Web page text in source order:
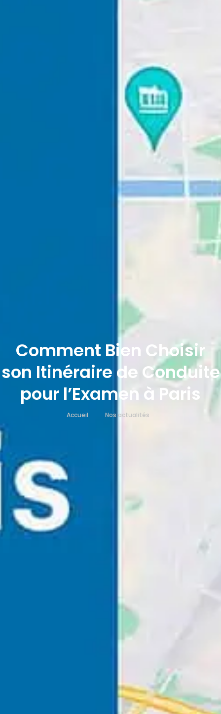
Comment Bien Choisir
son Itinéraire de Conduite
pour l’Examen à Paris
Accueil Nos actualités